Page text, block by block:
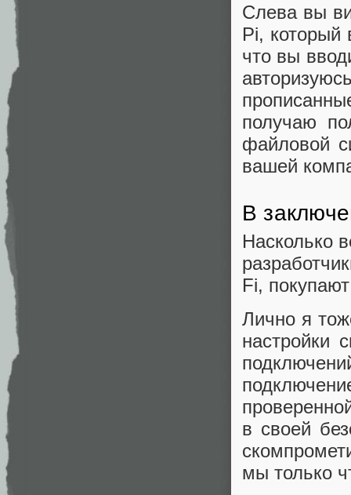
Слева вы
Pi, который
что вы
получаю
файловой
вашей
В
Насколько
Fi,
Лично я
настройки
в своей
мы только